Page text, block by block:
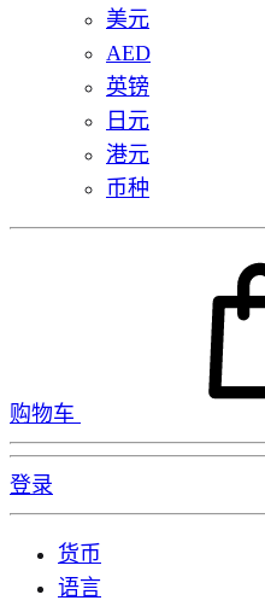
美元
AED
英镑
日元
港元
币种
购物车
登录
货币
语言